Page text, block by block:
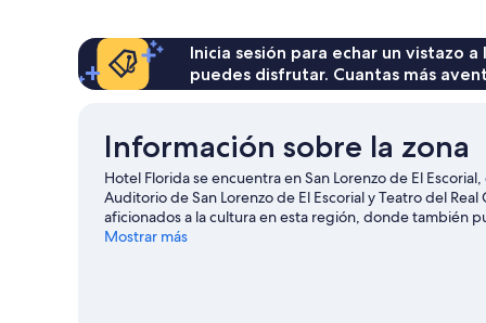
Inicia sesión para echar un vistazo
puedes disfrutar. Cuantas más
Información sobre la zona
Hotel Florida se encuentra en San Lorenzo de El
Auditorio de San Lorenzo de El Escorial y Teatro del
aficionados a la cultura en esta región, donde también
Casita del Príncipe. Arboreto Luis Ceballos y Centro
Mostrar más